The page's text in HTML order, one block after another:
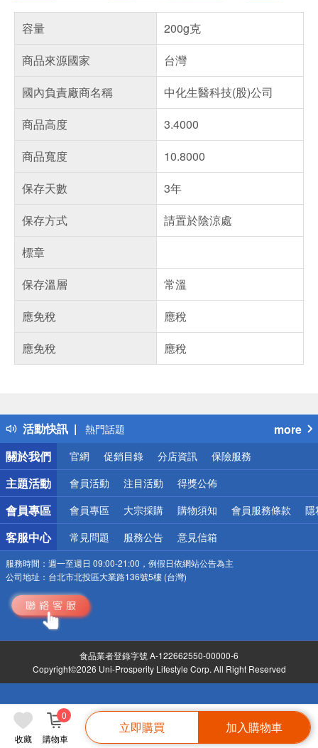
收藏 購物車
0
立即購買 加入購物車
容量
200g克
商品來源國家
台灣
國內負責廠商名稱
中化生醫科技(股)公司
商品高度
3.4000
商品寬度
10.8000
保存天數
3年
保存方式
請置於陰涼處
標章
保存溫層
常溫
應免稅
應稅
應免稅
應稅
活動快訊
得獎公告
熱門話題
銀行優惠
偏遠地區配送
詐騙網頁！請小心！
more
關於我們
官網 促銷目錄 分店資訊 保險服務
主題活動 會員活動 注目活動 得獎公佈
會員專區 會員專區 大宗採購 購物須知 會員服務條款 隱
客服中心 常見問題 服務公告 意見信箱
服務時間： 週一至週日 09:00-21:00，例假日依網站公告為主
公司地址： 台北市北投區大業路136號5樓 (台灣)
食品業者登錄字號 A-122662550-00000-6
Copyright©2026 Uni-Prosperity Lifestyle Corp. All Right Reserved